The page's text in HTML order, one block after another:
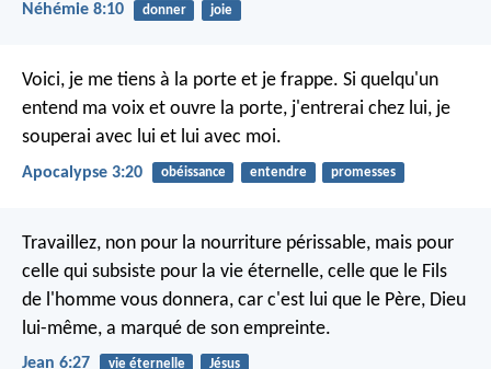
Néhémie 8:10 donner joie
Voici, je me tiens à la porte et je frappe. Si quelqu'un
entend ma voix et ouvre la porte, j'entrerai chez lui, je
souperai avec lui et lui avec moi.
Apocalypse 3:20 obéissance entendre promesses
Travaillez, non pour la nourriture périssable, mais pour
celle qui subsiste pour la vie éternelle, celle que le Fils
de l'homme vous donnera, car c'est lui que le Père, Dieu
lui-même, a marqué de son empreinte.
Jean 6:27 vie éternelle Jésus